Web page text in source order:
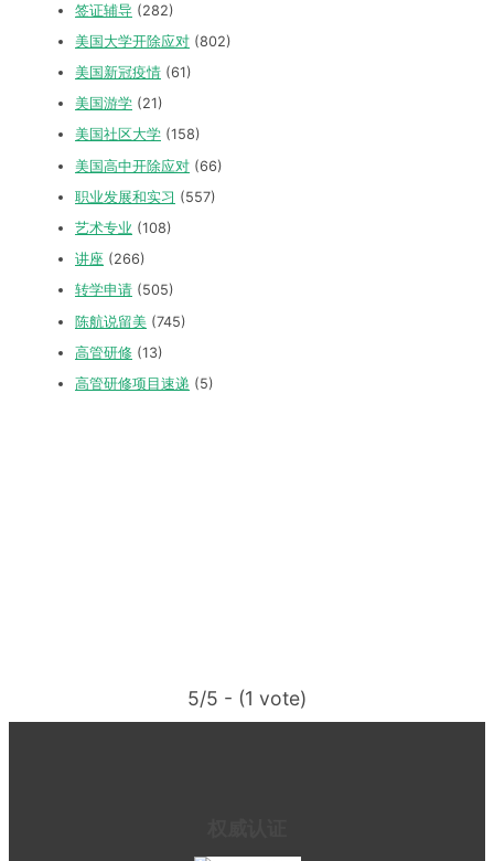
签证辅导 (282)
美国大学开除应对 (802)
美国新冠疫情 (61)
美国游学 (21)
美国社区大学 (158)
美国高中开除应对 (66)
职业发展和实习 (557)
艺术专业 (108)
讲座 (266)
转学申请 (505)
陈航说留美 (745)
高管研修 (13)
高管研修项目速递 (5)
5/5 - (1 vote)